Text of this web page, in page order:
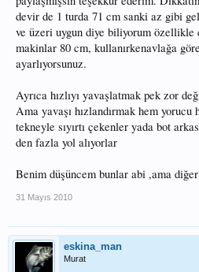
devir de 1 turda 71 cm sanki az gibi
ve üzeri uygun diye biliyorum özellikle
makinlar 80 cm, kullanırkenavlağa göre
ayarlıyorsunuz.
Ayrıca hızlıyı yavaşlatmak pek zor
Ama yavaşı hızlandırmak hem
tekneyle sıyırtı çekenler yada bot
den fazla yol alıyorlar
Benim düşüncem bunlar abi ,ama
31 Mayıs 2010
eskina_man
Murat